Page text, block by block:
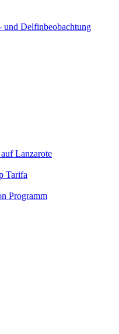
und Delfinbeobachtung
Lanzarote
Tarifa
Programm